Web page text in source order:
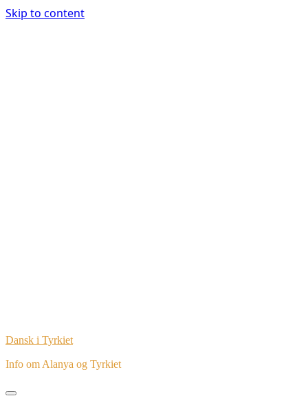
Skip to content
Dansk i Tyrkiet
Info om Alanya og Tyrkiet